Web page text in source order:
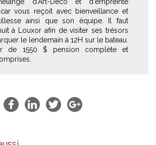
vous reçoit avec bienveillance et
ainsi que son équipe. Il faut
à Louxor afin de visiter ses trésors
le lendemain à 12H sur le bateau.
de 1550 $ pension complète et